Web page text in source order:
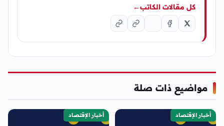
كل مقالات الكاتب←
مواضيع ذات صلة
أخبار الإقتصاد أخبار الإقتصاد